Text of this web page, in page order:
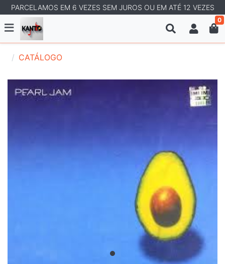
PARCELAMOS EM 6 VEZES SEM JUROS OU EM ATÉ 12 VEZES
0
CATÁLOGO